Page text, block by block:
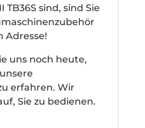
TB36S sind, sind Sie
Adresse!
uns noch heute,
erfahren. Wir
Sie zu bedienen.